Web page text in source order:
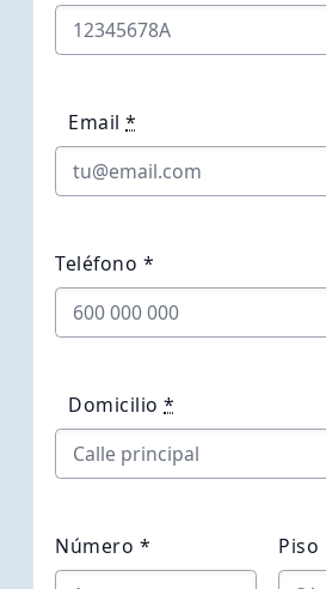
Email*
Teléfono *
Domicilio*
Número * Piso